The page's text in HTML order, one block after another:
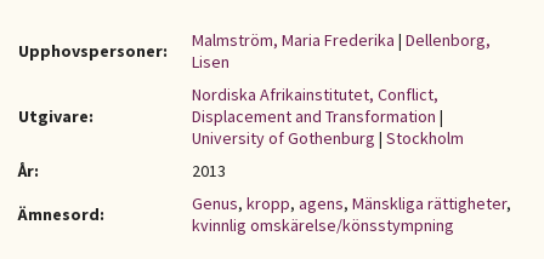
Upphovspersoner: Malmström, Maria Frederika | Dellenborg,
Lisen
Utgivare:
Nordiska Afrikainstitutet, Conflict,
Displacement and Transformation |
University of Gothenburg | Stockholm
År:
2013
Ämnesord:
Genus, kropp, agens, Mänskliga rättigheter,
kvinnlig omskärelse/könsstympning